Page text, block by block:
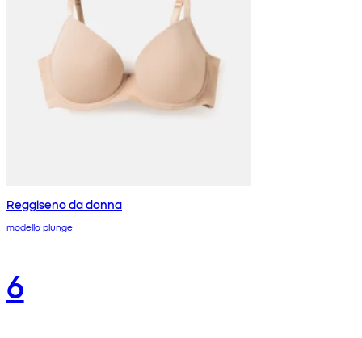
Reggiseno da donna
modello plunge
6